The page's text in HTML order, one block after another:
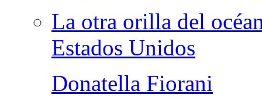
La otra orilla del
Estados Unidos
Donatella Fiorani